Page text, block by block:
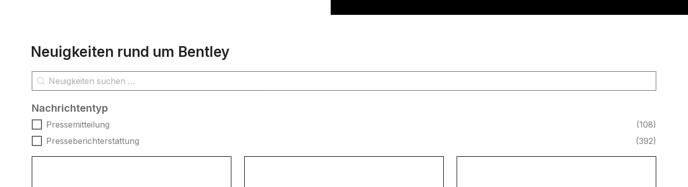
Neuigkeiten rund um Bentley
Nachrichtensuche
Inhalt suchen
Nachrichtentyp
Nachrichtentyp
Pressemitteilung
(108)
Presseberichterstattung
(392)